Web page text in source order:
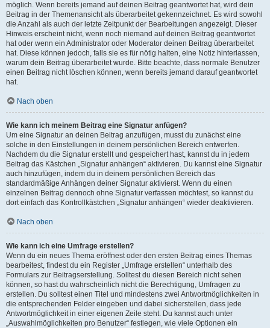
möglich. Wenn bereits jemand auf deinen Beitrag geantwortet hat, wird dein
Beitrag in der Themenansicht als überarbeitet gekennzeichnet. Es wird sowohl
die Anzahl als auch der letzte Zeitpunkt der Bearbeitungen angezeigt. Dieser
Hinweis erscheint nicht, wenn noch niemand auf deinen Beitrag geantwortet
hat oder wenn ein Administrator oder Moderator deinen Beitrag überarbeitet
hat. Diese können jedoch, falls sie es für nötig halten, eine Notiz hinterlassen,
warum dein Beitrag überarbeitet wurde. Bitte beachte, dass normale Benutzer
einen Beitrag nicht löschen können, wenn bereits jemand darauf geantwortet
hat.
Nach oben
Wie kann ich meinem Beitrag eine Signatur anfügen?
Um eine Signatur an deinen Beitrag anzufügen, musst du zunächst eine
solche in den Einstellungen in deinem persönlichen Bereich entwerfen.
Nachdem du die Signatur erstellt und gespeichert hast, kannst du in jedem
Beitrag das Kästchen „Signatur anhängen“ aktivieren. Du kannst eine Signatur
auch hinzufügen, indem du in deinem persönlichen Bereich das
standardmäßige Anhängen deiner Signatur aktivierst. Wenn du einen
einzelnen Beitrag dennoch ohne Signatur verfassen möchtest, so kannst du
dort einfach das Kontrollkästchen „Signatur anhängen“ wieder deaktivieren.
Nach oben
Wie kann ich eine Umfrage erstellen?
Wenn du ein neues Thema eröffnest oder den ersten Beitrag eines Themas
bearbeitest, findest du ein Register „Umfrage erstellen“ unterhalb des
Formulars zur Beitragserstellung. Solltest du diesen Bereich nicht sehen
können, so hast du wahrscheinlich nicht die Berechtigung, Umfragen zu
erstellen. Du solltest einen Titel und mindestens zwei Antwortmöglichkeiten in
die entsprechenden Felder eingeben und dabei sicherstellen, dass jede
Antwortmöglichkeit in einer eigenen Zeile steht. Du kannst auch unter
„Auswahlmöglichkeiten pro Benutzer“ festlegen, wie viele Optionen ein